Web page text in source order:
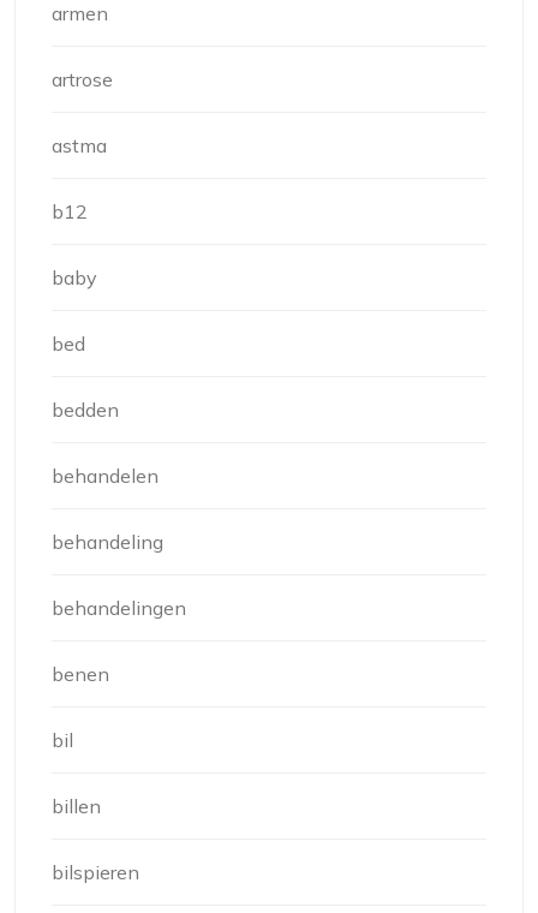
armen
artrose
astma
b12
baby
bed
bedden
behandelen
behandeling
behandelingen
benen
bil
billen
bilspieren